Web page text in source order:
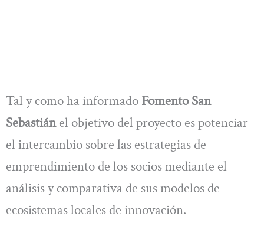
Tal y como ha informado Fomento San
Sebastiánel objetivo del proyecto es potenciar
el intercambio sobre las estrategias de
emprendimiento de los socios mediante el
análisis y comparativa de sus modelos de
ecosistemas locales de innovación.